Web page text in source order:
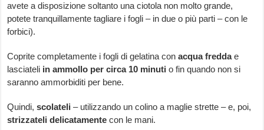
avete a disposizione soltanto una ciotola non molto grande,
potete tranquillamente tagliare i fogli – in due o più parti – con le
forbici).
Coprite completamente i fogli di gelatina con acqua freddae
lasciateli in ammollo per circa 10 minuti o fin quando non si
saranno ammorbiditi per bene.
Quindi,scolateli – utilizzando un colino a maglie strette – e, poi,
strizzateli delicatamente con le mani.